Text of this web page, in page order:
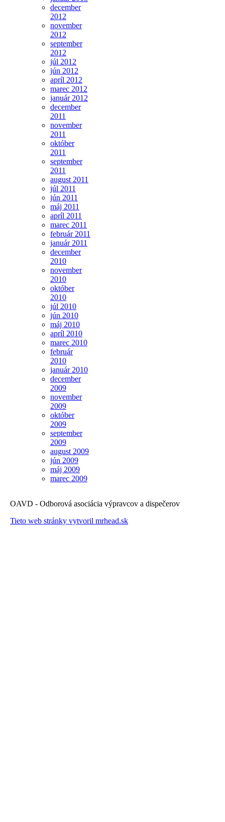
december
2012
november
2012
september
2012
júl 2012
jún 2012
apríl 2012
marec 2012
január 2012
december
2011
november
2011
október
2011
september
2011
august 2011
júl 2011
jún 2011
máj 2011
apríl 2011
marec 2011
február 2011
január 2011
december
2010
november
2010
október
2010
júl 2010
jún 2010
máj 2010
apríl 2010
marec 2010
február
2010
január 2010
december
2009
november
2009
október
2009
september
2009
august 2009
jún 2009
máj 2009
marec 2009
OAVD - Odborová asociácia výpravcov a dispečerov
Tieto web stránky vytvoril mrhead.sk